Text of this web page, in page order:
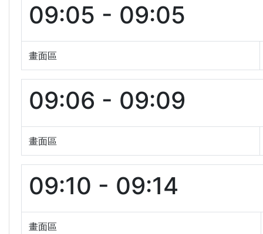
09:05 - 09:05
畫面區
09:06 - 09:09
畫面區
09:10 - 09:14
畫面區